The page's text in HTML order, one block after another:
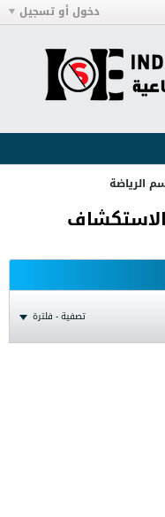
دخول أو تسجيل
الرياضة
تصفية - فلترة